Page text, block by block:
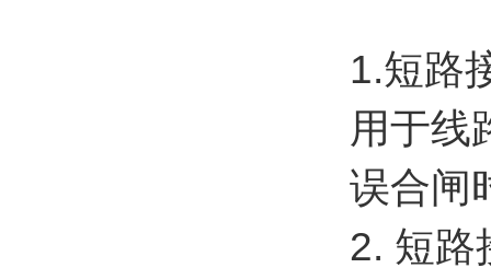
1.短路
用于线
误合闸
2. 短路